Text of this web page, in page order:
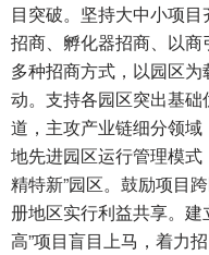
目突破。坚持大中小项
招商、孵化器招商、以
多种招商方式，以园区
动。支持各园区突出基
道，主攻产业链细分领
地先进园区运行管理模
精特新”园区。鼓励项目
册地区实行利益共享。
高”项目盲目上马，着力